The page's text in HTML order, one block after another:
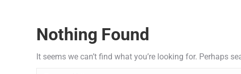
Nothing Found
It seems we can’t find what you’re looking for. Perhaps